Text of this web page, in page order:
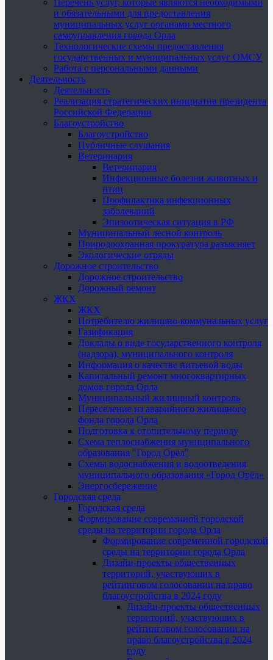
Перечень услуг, которые являются необходимыми
и обязательными для предоставления
муниципальных услуг органами местного
самоуправления города Орла
Технологические схемы предоставления
государственных и муниципальных услуг ОМСУ
Работа с персональными данными
Деятельность
Деятельность
Реализация стратегических инициатив президента
Российской Федерации
Благоустройство
Благоустройство
Публичные слушания
Ветеринария
Ветеринария
Инфекционные болезни животных и
птиц
Профилактика инфекционных
заболеваний
Эпизоотическая ситуация в РФ
Муниципальный лесной контроль
Природоохранная прокуратура разъясняет
Экологические отряды
Дорожное строительство
Дорожное строительство
Дорожный ремонт
ЖКХ
ЖКХ
Потребителю жилищно-коммунальных услуг
Газификация
Доклады о виде государственного контроля
(надзора), муниципального контроля
Информация о качестве питьевой воды
Капитальный ремонт многоквартирных
домов города Орла
Муниципальный жилищный контроль
Переселение из аварийного жилищного
фонда города Орла
Подготовка к отопительному периоду
Схема теплоснабжения муниципального
образования "Город Орёл"
Схемы водоснабжения и водоотведения
муниципального образования «Город Орёл»
Энергосбережение
Городская среда
Городская среда
Формирование современной городской
среды на территории города Орла
Формирование современной городской
среды на территории города Орла
Дизайн-проекты общественных
территорий, участвующих в
рейтинговом голосовании на право
благоустройства в 2024 году
Дизайн-проекты общественных
территорий, участвующих в
рейтинговом голосовании на
право благоустройства в 2024
году